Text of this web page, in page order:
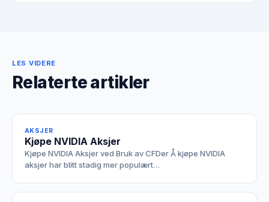
LES VIDERE
Relaterte artikler
AKSJER
Kjøpe NVIDIA Aksjer
Kjøpe NVIDIA Aksjer ved Bruk av CFDer Å kjøpe NVIDIA
aksjer har blitt stadig mer populært…